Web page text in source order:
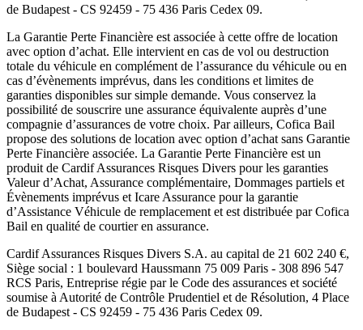
de Budapest - CS 92459 - 75 436 Paris Cedex 09.
La Garantie Perte Financière est associée à cette offre de location
avec option d’achat. Elle intervient en cas de vol ou destruction
totale du véhicule en complément de l’assurance du véhicule ou en
cas d’évènements imprévus, dans les conditions et limites de
garanties disponibles sur simple demande. Vous conservez la
possibilité de souscrire une assurance équivalente auprès d’une
compagnie d’assurances de votre choix. Par ailleurs, Cofica Bail
propose des solutions de location avec option d’achat sans Garantie
Perte Financière associée. La Garantie Perte Financière est un
produit de Cardif Assurances Risques Divers pour les garanties
Valeur d’Achat, Assurance complémentaire, Dommages partiels et
Évènements imprévus et Icare Assurance pour la garantie
d’Assistance Véhicule de remplacement et est distribuée parCofica
Bail en qualité de courtier en assurance.
Cardif Assurances Risques Divers S.A. au capital de 21 602 240 €,
Siège social : 1 boulevard Haussmann 75 009 Paris - 308 896 547
RCS Paris, Entreprise régie par le Code des assurances et société
soumise à Autorité de Contrôle Prudentiel et de Résolution, 4 Place
de Budapest - CS 92459 - 75 436 Paris Cedex 09.